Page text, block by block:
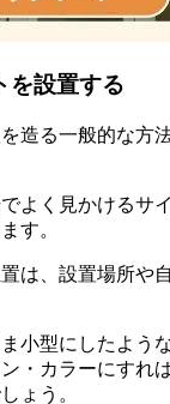
設置する
造る一般的な方
よく見かけるサ
す。
は、設置場所や
小型にしたよう
・カラーにすれ
ょう。